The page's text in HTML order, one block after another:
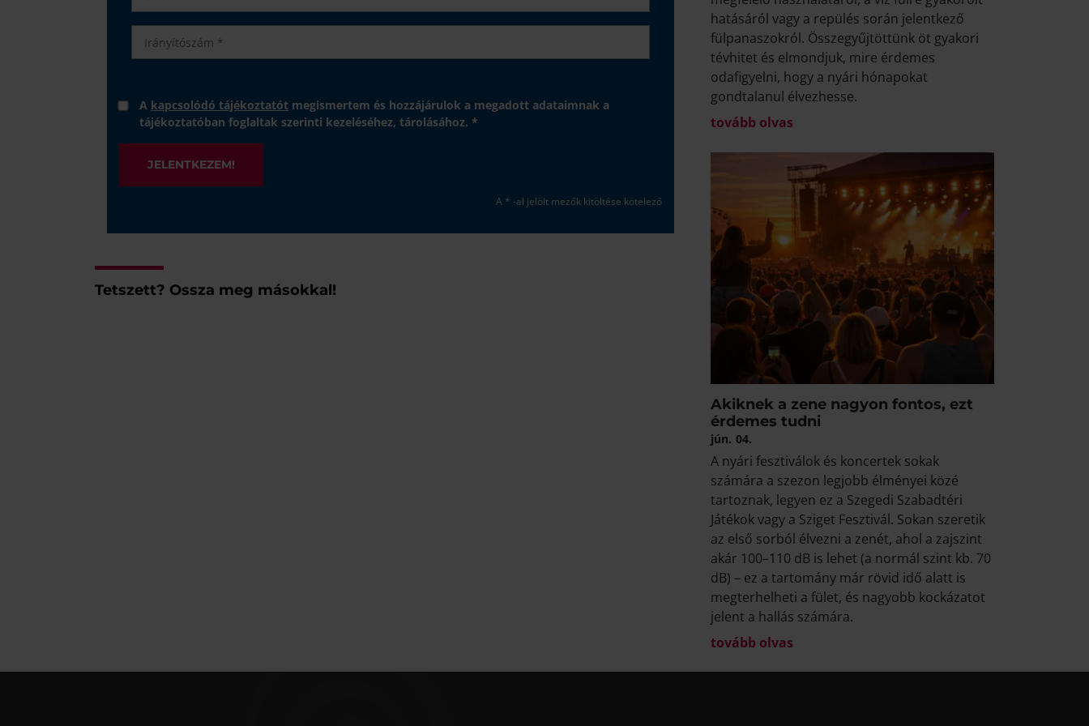
A kapcsolódó tájékoztatót megismertem és hozzájárulok a megadott adataimnak a
tájékoztatóban foglaltak szerinti kezeléséhez, tárolásához. *
JELENTKEZEM!
A * -al jelölt mezők kitöltése kötelező
Tetszett? Ossza meg másokkal!
hatásáról vagy a repülés során jelentkező
fülpanaszokról. Összegyűjtöttünk öt gyakori
tévhitet és elmondjuk, mire érdemes
odafigyelni, hogy a nyári hónapokat
gondtalanul élvezhesse.
tovább olvas
Akiknek a zene nagyon fontos, ezt
érdemes tudni
jún. 04.
A nyári fesztiválok és koncertek sokak
számára a szezon legjobb élményei közé
tartoznak, legyen ez a Szegedi Szabadtéri
Játékok vagy a Sziget Fesztivál. Sokan szeretik
az első sorból élvezni a zenét, ahol a zajszint
akár 100–110 dB is lehet (a normál szint kb. 70
dB) – ez a tartomány már rövid idő alatt is
megterhelheti a fület, és nagyobb kockázatot
jelent a hallás számára.
tovább olvas